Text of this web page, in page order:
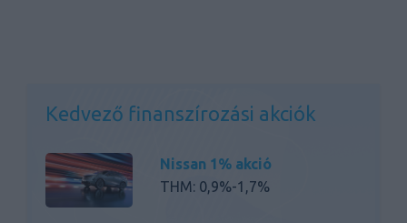
Kedvező finanszírozási akciók
Nissan 1% akció
THM: 0,9%-1,7%